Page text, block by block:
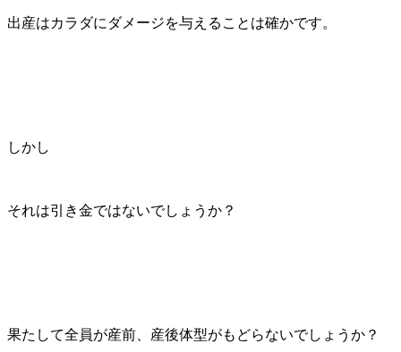
出産はカラダにダメージを与えることは確かです。
しかし
それは引き金ではないでしょうか？
果たして全員が産前、産後体型がもどらないでしょうか？